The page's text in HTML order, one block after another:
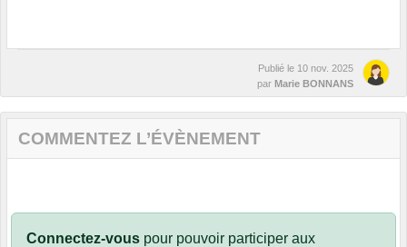
Publié le 10 nov. 2025
par Marie BONNANS
COMMENTEZ L’ÉVÈNEMENT
Connectez-vous pour pouvoir participer aux